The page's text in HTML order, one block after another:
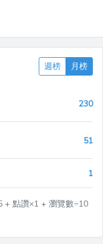
週榜 月榜
230
51
1
+ 點讚×1 + 瀏覽數÷10